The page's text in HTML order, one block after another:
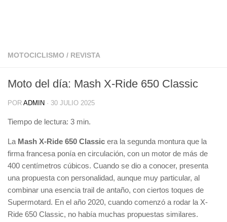
MOTOCICLISMO / REVISTA
Moto del día: Mash X-Ride 650 Classic
POR ADMIN · 30 JULIO 2025
Tiempo de lectura: 3 min.
La Mash X-Ride 650 Classic era la segunda montura que la
firma francesa ponía en circulación, con un motor de más de
400 centímetros cúbicos. Cuando se dio a conocer, presenta
una propuesta con personalidad, aunque muy particular, al
combinar una esencia trail de antaño, con ciertos toques de
Supermotard. En el año 2020, cuando comenzó a rodar la X-
Ride 650 Classic, no había muchas propuestas similares.